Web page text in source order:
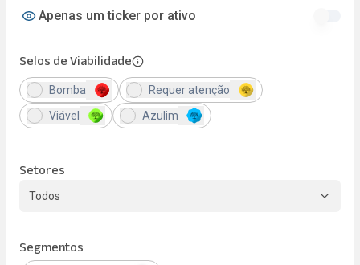
Apenas um ticker por ativo
Selos de Viabilidade
Bomba
Requer atenção
Viável
Azulim
Setores
Todos
Segmentos